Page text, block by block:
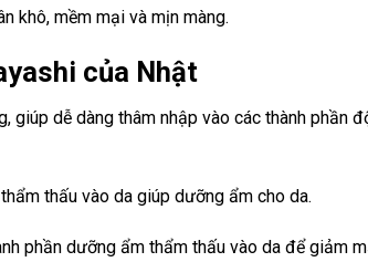
khô, mềm mại và mịn màng.
của Nhật
giúp dễ dàng thâm nhập vào các thành phần
thấu vào da giúp dưỡng ẩm cho da.
phần dưỡng ẩm thẩm thấu vào da để giảm